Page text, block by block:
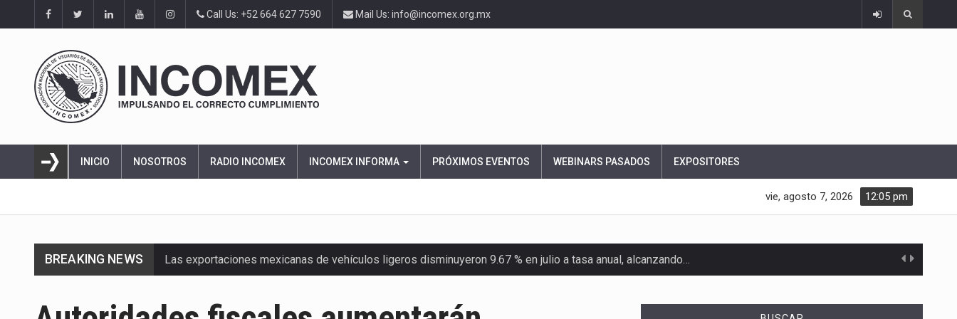
Call Us: +52 664 627 7590 Mail Us: info@incomex.org.mx
INICIO NOSOTROS RADIO INCOMEX INCOMEX INFORMA PRÓXIMOS EVENTOS WEBINARS PASADOS EXPOSITORES
12:05 pm
vie, agosto 7, 2026
BREAKING NEWS Las exportaciones mexicanas de vehículos ligeros disminuyeron 9.67 % en julio a tasa anual, alcanzando…